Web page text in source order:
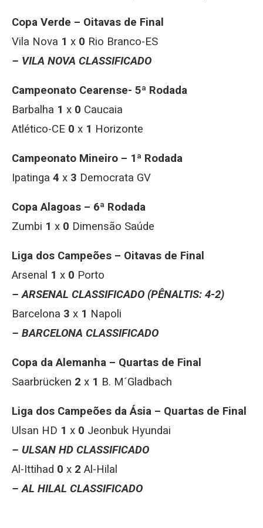
Copa Verde – Oitavas de Final
Vila Nova 1 x 0 Rio Branco-ES
– VILA NOVA CLASSIFICADO
Campeonato Cearense- 5ª Rodada
Barbalha 1 x 0 Caucaia
Atlético-CE 0 x 1 Horizonte
Campeonato Mineiro – 1ª Rodada
Ipatinga 4 x 3 Democrata GV
Copa Alagoas – 6ª Rodada
Zumbi 1 x 0 Dimensão Saúde
Liga dos Campeões – Oitavas de Final
Arsenal 1 x 0 Porto
– ARSENAL CLASSIFICADO (PÊNALTIS: 4-2)
Barcelona 3 x 1 Napoli
– BARCELONA CLASSIFICADO
Copa da Alemanha – Quartas de Final
Saarbrücken 2 x 1 B. M´Gladbach
Liga dos Campeões da Ásia – Quartas de Final
Ulsan HD 1 x 0 Jeonbuk Hyundai
– ULSAN HD CLASSIFICADO
Al-Ittihad 0 x 2 Al-Hilal
– AL HILAL CLASSIFICADO